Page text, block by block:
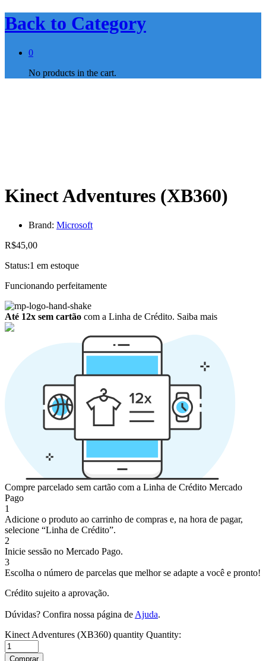
Back to Category
0
No products in the cart.
Kinect Adventures (XB360)
Brand: Microsoft
R$45,00
Status:1 em estoque
Funcionando perfeitamente
Até 12x sem cartão com a Linha de Crédito. Saiba mais
Compre parcelado sem cartão com a Linha de Crédito Mercado
Pago
1
Adicione o produto ao carrinho de compras e, na hora de pagar,
selecione “Linha de Crédito”.
2
Inicie sessão no Mercado Pago.
3
Escolha o número de parcelas que melhor se adapte a você e pronto!
Crédito sujeito a aprovação.
Dúvidas? Confira nossa página de Ajuda.
Kinect Adventures (XB360) quantity Quantity:
Comprar